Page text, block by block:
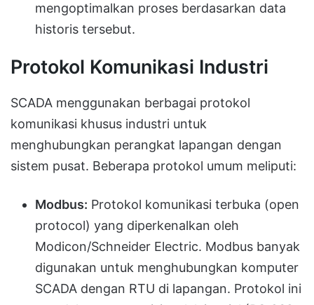
mengoptimalkan proses berdasarkan data
historis tersebut.
Protokol Komunikasi Industri
SCADA menggunakan berbagai protokol
komunikasi khusus industri untuk
menghubungkan perangkat lapangan dengan
sistem pusat. Beberapa protokol umum meliputi:
Modbus: Protokol komunikasi terbuka (open
protocol) yang diperkenalkan oleh
Modicon/Schneider Electric. Modbus banyak
digunakan untuk menghubungkan komputer
SCADA dengan RTU di lapangan. Protokol ini